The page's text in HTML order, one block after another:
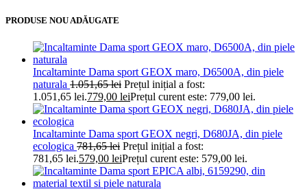
PRODUSE NOU ADĂUGATE
Incaltaminte Dama sport GEOX maro, D6500A, din piele
naturala 1.051,65lei Prețul inițial a fost:
1.051,65 lei.779,00 leiPrețul curent este: 779,00 lei.
Incaltaminte Dama sport GEOX negri, D680JA, din piele
ecologica 781,65lei Prețul inițial a fost:
781,65 lei.579,00 leiPrețul curent este: 579,00 lei.